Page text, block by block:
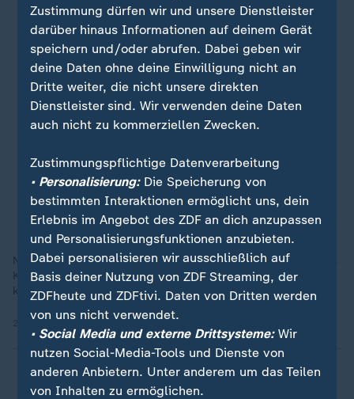
Neuer Monat, viele Änderung: Nur noch im November kann das
Kulturpass-Budget genutzt werden. Und: Bei Ryanair gibt es
keine Papier-Bordkarten mehr.
Zustimmung dürfen wir und unsere Dienstleister
darüber hinaus Informationen auf deinem Gerät
speichern und/oder abrufen. Dabei geben wir
deine Daten ohne deine Einwilligung nicht an
Dritte weiter, die nicht unsere direkten
Dienstleister sind. Wir verwenden deine Daten
auch nicht zu kommerziellen Zwecken.
Zustimmungspflichtige Datenverarbeitung
• Personalisierung:Die Speicherung von
bestimmten Interaktionen ermöglicht uns, dein
Erlebnis im Angebot des ZDF an dich anzupassen
und Personalisierungsfunktionen anzubieten.
Dabei personalisieren wir ausschließlich auf
Basis deiner Nutzung von ZDF Streaming, der
ZDFheute und ZDFtivi. Daten von Dritten werden
von uns nicht verwendet.
• Social Media und externe Drittsysteme:Wir
nutzen Social-Media-Tools und Dienste von
anderen Anbietern. Unter anderem um das Teilen
von Inhalten zu ermöglichen.